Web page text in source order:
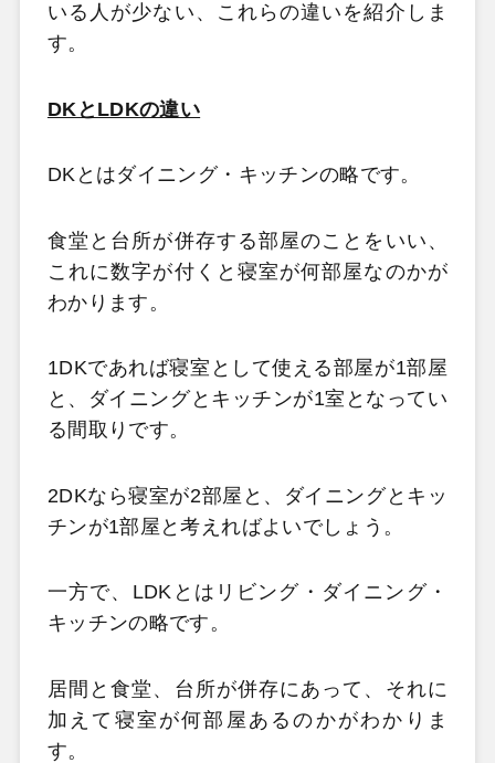
いる人が少ない、これらの違いを紹介しま
す。
DKとLDKの違い
DKとはダイニング・キッチンの略です。
食堂と台所が併存する部屋のことをいい、
これに数字が付くと寝室が何部屋なのかが
わかります。
1DKであれば寝室として使える部屋が1部屋
と、ダイニングとキッチンが1室となってい
る間取りです。
2DKなら寝室が2部屋と、ダイニングとキッ
チンが1部屋と考えればよいでしょう。
一方で、LDKとはリビング・ダイニング・
キッチンの略です。
居間と食堂、台所が併存にあって、それに
加えて寝室が何部屋あるのかがわかりま
す。